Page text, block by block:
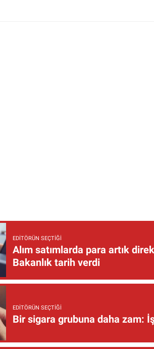
EDITÖRÜN SEÇTIĞI
Alım satımlarda para artık
Bakanlık tarih verdi
EDITÖRÜN SEÇTIĞI
Bir sigara grubuna daha zam: